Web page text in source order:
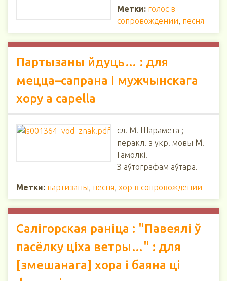
Метки: голос в
сопровождении, песня
Партызаны йдуць… : для
мецца–сапрана і мужчынскага
хору a capella
сл. М. Шарамета ;
перакл. з укр. мовы М.
Гамолкі.
З аўтографам аўтара.
Метки: партизаны, песня, хор в сопровождении
Салігорская раніца : "Павеялі ў
пасёлку ціха ветры…" : для
[змешанага] хора і баяна ці